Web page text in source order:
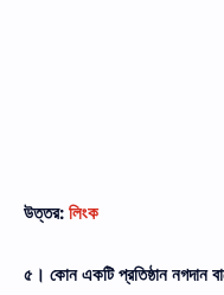
উত্তর: লিংক
৫। কোন একটি প্রতিষ্ঠান নগদান